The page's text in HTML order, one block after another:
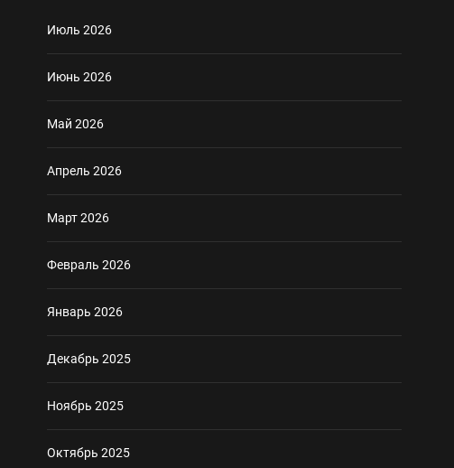
Июль 2026
Июнь 2026
Май 2026
Апрель 2026
Март 2026
Февраль 2026
Январь 2026
Декабрь 2025
Ноябрь 2025
Октябрь 2025